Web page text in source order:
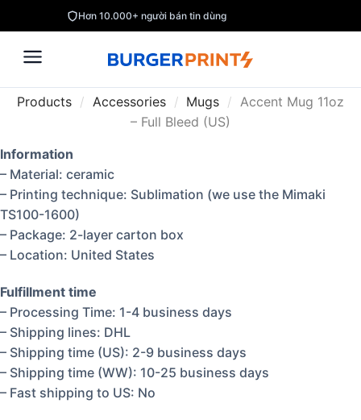
Hơn 10.000+ người bán tin dùng
Products / Accessories / Mugs / Accent Mug 11oz
– Full Bleed (US)
Information
– Material: ceramic
– Printing technique: Sublimation (we use the Mimaki
TS100-1600)
– Package: 2-layer carton box
– Location: United States
Fulfillment time
– Processing Time: 1-4 business days
– Shipping lines: DHL
– Shipping time (US): 2-9 business days
– Shipping time (WW): 10-25 business days
– Fast shipping to US: No